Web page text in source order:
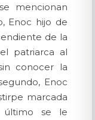
mencionan
Enoc hijo de
de la
patriarca al
conocer la
Enoc
marcada
último se le